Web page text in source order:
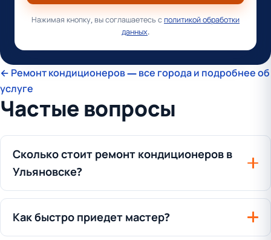
Нажимая кнопку, вы соглашаетесь сполитикой обработки
данных.
← Ремонт кондиционеров — все города и подробнее об
услуге
Частые вопросы
Сколько стоит ремонт кондиционеров в
Ульяновске?
Как быстро приедет мастер?